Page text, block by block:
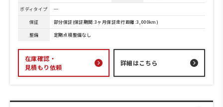
ボディタイプ
─
保証
部分保証(保証期間:3ヶ月保証走行距離:3,000km)
整備
定期点検整備なし
在庫確認・
見積もり依頼
詳細はこちら